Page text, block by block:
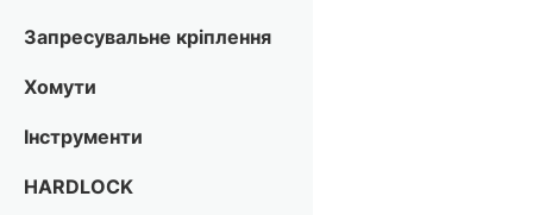
Запресувальне кріплення
Хомути
Інструменти
HARDLOCK